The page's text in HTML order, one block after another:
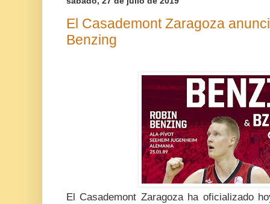
El Casademont Zaragoza
Benzing
El Casademont Zaragoza ha oficializado